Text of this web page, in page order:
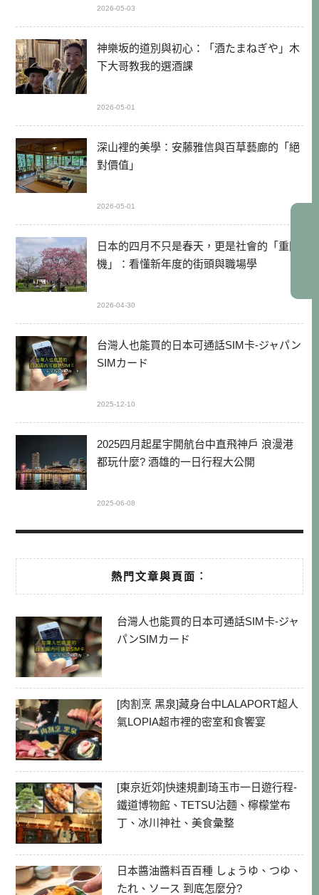
2026-05-03
神樂坂的道別與初心：「酒たまねぎや」木
下大哥教我的選酒課
2026-05-01
深山裡的美學：安藤雅信與百草藝廊的「絕
對價值」
2026-05-01
日本的四月不只是春天，更是社會的「重開
機」：看懂新年度的街頭與職場學
2026-04-30
台灣人也能買的日本可通話SIM卡-ジャパン
SIMカード
2025-12-10
2025四月起星宇開航台中直飛神戶 浪漫港
都玩什麼? 酒雄的一日行程大公開
2025-06-08
熱門文章與頁面︰
台灣人也能買的日本可通話SIM卡-ジャ
パンSIMカード
[肉割烹 黑泉]藏身台中LALAPORT超人
氣LOPIA超市裡的密室和食饗宴
[東京近郊]快速規劃琦玉市一日遊行程-
鐵道博物館、TETSU沾麵、檸檬堂布
丁、冰川神社、美食彙整
日本醬油醬料百百種 しょうゆ、つゆ、
たれ、ソース 到底怎麼分?